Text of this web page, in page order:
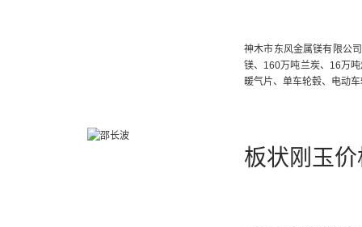
神木市东风金属镁有限公
镁、160万吨兰炭、16万
暖气片、单车轮毂、电动
板状刚玉